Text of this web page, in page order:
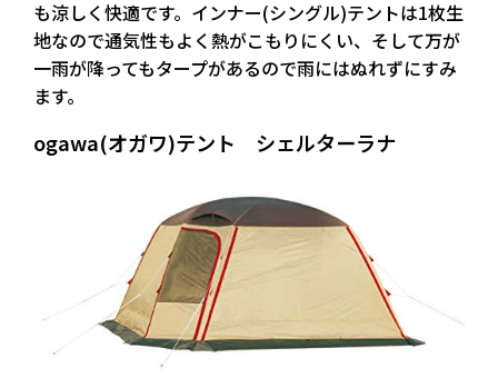
も涼しく快適です。インナー(シングル)テントは1枚生
地なので通気性もよく熱がこもりにくい、そして万が
一雨が降ってもタープがあるので雨にはぬれずにすみ
ます。
ogawa(オガワ)テント シェルターラナ